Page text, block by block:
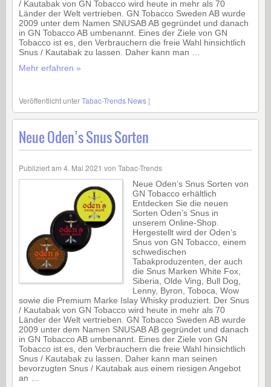
/ Kautabak von GN Tobacco wird heute in mehr als 70
Länder der Welt vertrieben. GN Tobacco Sweden AB wurde
2009 unter dem Namen SNUSAB AB gegründet und danach
in GN Tobacco AB umbenannt. Eines der Ziele von GN
Tobacco ist es, den Verbrauchern die freie Wahl hinsichtlich
Snus / Kautabak zu lassen. Daher kann man …
Mehr erfahren »
Veröffentlicht unterTabac-Trends News |
Neue Oden’s Snus Sorten
Publiziert am 4. Mai 2021 von Tabac-Trends
Neue Oden’s Snus Sorten von
GN Tobacco erhältlich
Entdecken Sie die neuen
Sorten Oden’s Snus in
unserem Online-Shop.
Hergestellt wird der Oden’s
Snus von GN Tobacco, einem
schwedischen
Tabakproduzenten, der auch
die Snus Marken White Fox,
Siberia, Olde Ving, Bull Dog,
Lenny, Byron, Toboca, Wow
sowie die Premium Marke Islay Whisky produziert. Der Snus
/ Kautabak von GN Tobacco wird heute in mehr als 70
Länder der Welt vertrieben. GN Tobacco Sweden AB wurde
2009 unter dem Namen SNUSAB AB gegründet und danach
in GN Tobacco AB umbenannt. Eines der Ziele von GN
Tobacco ist es, den Verbrauchern die freie Wahl hinsichtlich
Snus / Kautabak zu lassen. Daher kann man seinen
bevorzugten Snus / Kautabak aus einem riesigen Angebot
an …